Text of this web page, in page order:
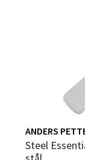
ANDERS
Steel Essentials stekespade 29 cm
0 i butikk